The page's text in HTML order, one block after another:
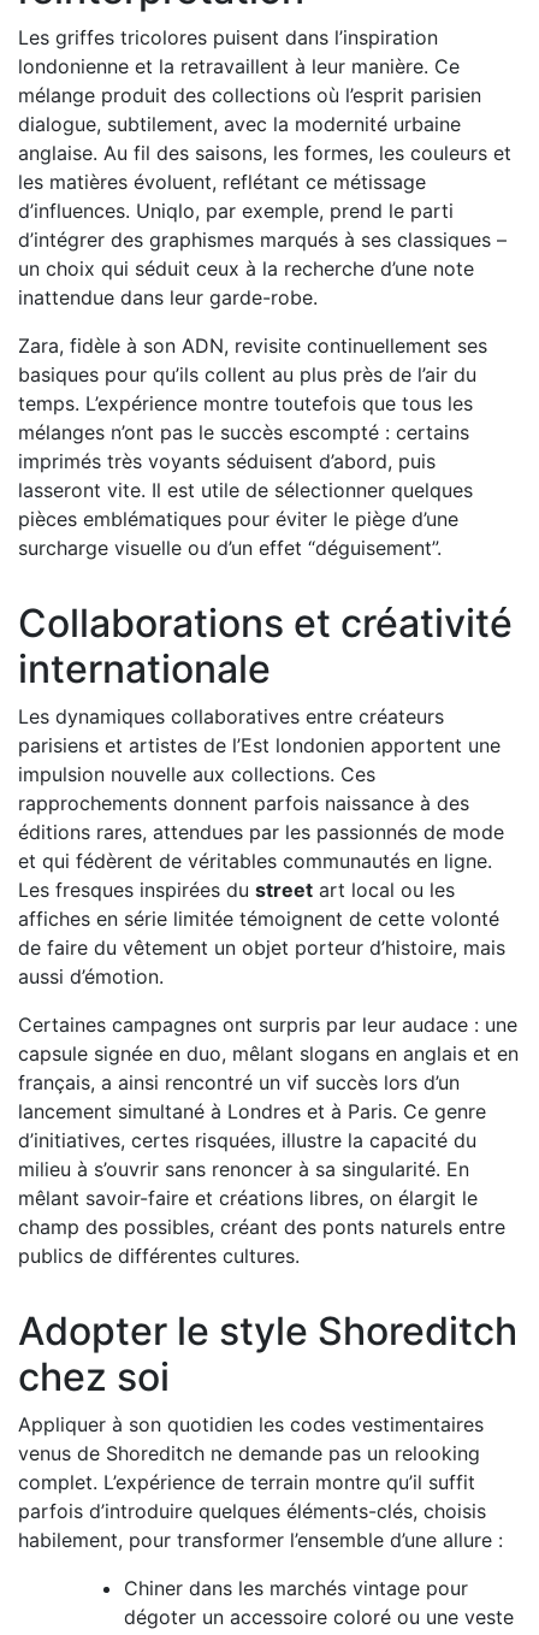
Les griffes tricolores puisent dans l’inspiration
londonienne et la retravaillent à leur manière. Ce
mélange produit des collections où l’esprit parisien
dialogue, subtilement, avec la modernité urbaine
anglaise. Au fil des saisons, les formes, les couleurs et
les matières évoluent, reflétant ce métissage
d’influences. Uniqlo, par exemple, prend le parti
d’intégrer des graphismes marqués à ses classiques –
un choix qui séduit ceux à la recherche d’une note
inattendue dans leur garde-robe.
Zara, fidèle à son ADN, revisite continuellement ses
basiques pour qu’ils collent au plus près de l’air du
temps. L’expérience montre toutefois que tous les
mélanges n’ont pas le succès escompté : certains
imprimés très voyants séduisent d’abord, puis
lasseront vite. Il est utile de sélectionner quelques
pièces emblématiques pour éviter le piège d’une
surcharge visuelle ou d’un effet “déguisement”.
Collaborations et créativité
internationale
Les dynamiques collaboratives entre créateurs
parisiens et artistes de l’Est londonien apportent une
impulsion nouvelle aux collections. Ces
rapprochements donnent parfois naissance à des
éditions rares, attendues par les passionnés de mode
et qui fédèrent de véritables communautés en ligne.
Les fresques inspirées du street art local ou les
affiches en série limitée témoignent de cette volonté
de faire du vêtement un objet porteur d’histoire, mais
aussi d’émotion.
Certaines campagnes ont surpris par leur audace : une
capsule signée en duo, mêlant slogans en anglais et en
français, a ainsi rencontré un vif succès lors d’un
lancement simultané à Londres et à Paris. Ce genre
d’initiatives, certes risquées, illustre la capacité du
milieu à s’ouvrir sans renoncer à sa singularité. En
mêlant savoir-faire et créations libres, on élargit le
champ des possibles, créant des ponts naturels entre
publics de différentes cultures.
Adopter le style Shoreditch
chez soi
Appliquer à son quotidien les codes vestimentaires
venus de Shoreditch ne demande pas un relooking
complet. L’expérience de terrain montre qu’il suffit
parfois d’introduire quelques éléments-clés, choisis
habilement, pour transformer l’ensemble d’une allure :
Chiner dans les marchés vintage pour
dégoter un accessoire coloré ou une veste